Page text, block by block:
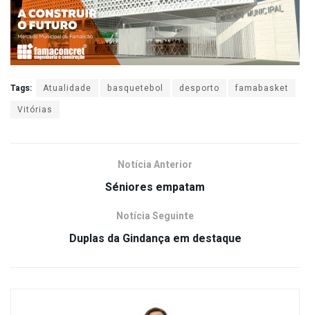
Tags: Atualidade basquetebol desporto
famabasket
Vitórias
Notícia Anterior
Séniores empatam
Notícia Seguinte
Duplas da Gindança em destaque